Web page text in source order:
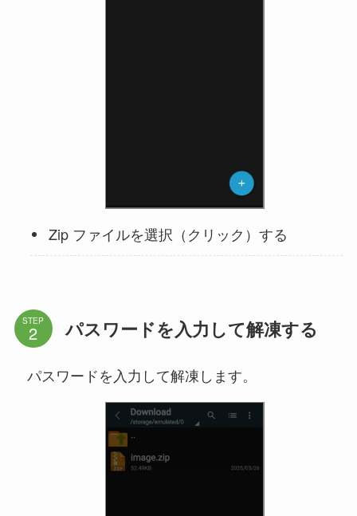
Zip ファイルを選択（クリック）する
STEP パスワードを入力して解凍する
パスワードを入力して解凍します。